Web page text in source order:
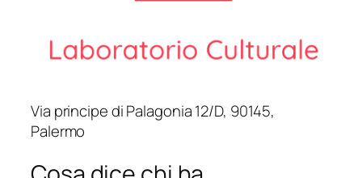
Via principe di Palagonia 12/D, 90145,
Palermo